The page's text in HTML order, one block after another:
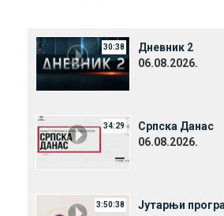
30:38
Дневник 2
06.08.2026.
34:29
Српска Данас
06.08.2026.
3:50:38
Јутарњи